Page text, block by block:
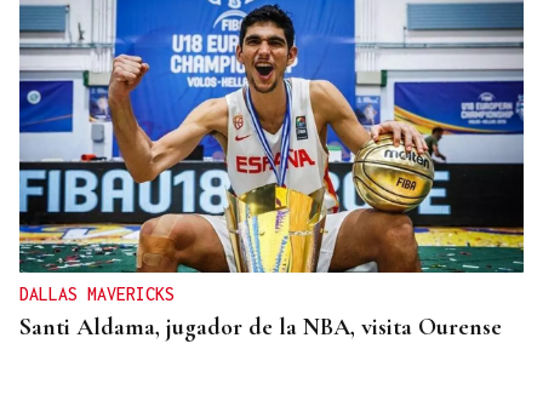
DALLAS MAVERICKS
Santi Aldama, jugador de la NBA, visita Ourense